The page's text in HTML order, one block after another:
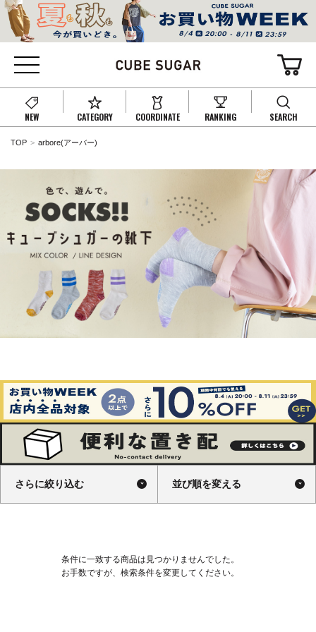
NEW CATEGORY COORDINATE RANKING SEARCH
TOP arbore(アーバー)
さらに絞り込む 並び順を変える
条件に一致する商品は見つかりませんでした。
お手数ですが、検索条件を変更してください。